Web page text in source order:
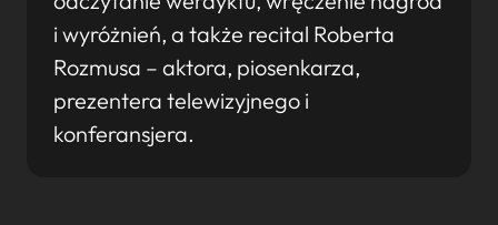
i wyróżnień, a także recital Roberta
Rozmusa – aktora, piosenkarza,
prezentera telewizyjnego i
konferansjera.